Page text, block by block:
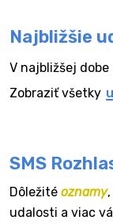
Najbližšie
V najbližšej
Zobraziť všetky
SMS
Dôležité oznamy,
udalosti a viac